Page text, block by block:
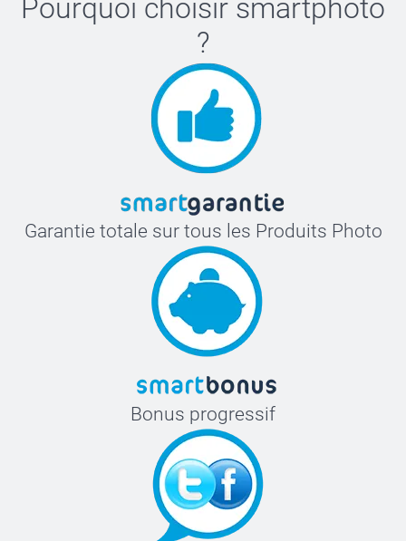
Pourquoi choisir smartphoto
?
Garantie totale sur tous les Produits Photo
Bonus progressif